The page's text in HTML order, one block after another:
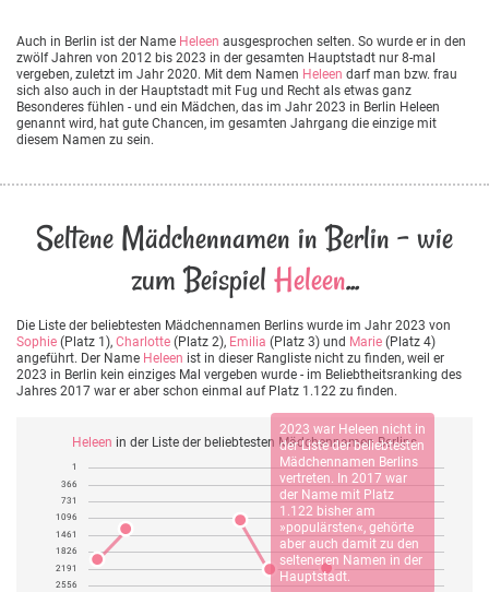
Auch in Berlin ist der Name Heleen ausgesprochen selten. So wurde er in den
zwölf Jahren von 2012 bis 2023 in der gesamten Hauptstadt nur 8-mal
vergeben, zuletzt im Jahr 2020. Mit dem Namen Heleen darf man bzw. frau
sich also auch in der Hauptstadt mit Fug und Recht als etwas ganz
Besonderes fühlen - und ein Mädchen, das im Jahr 2023 in Berlin Heleen
genannt wird, hat gute Chancen, im gesamten Jahrgang die einzige mit
diesem Namen zu sein.
Seltene Mädchennamen in Berlin - wie
zum Beispiel Heleen...
Die Liste der beliebtesten Mädchennamen Berlins wurde im Jahr 2023 von
Sophie (Platz 1), Charlotte (Platz 2), Emilia (Platz 3) und Marie (Platz 4)
angeführt. Der Name Heleen ist in dieser Rangliste nicht zu finden, weil er
2023 in Berlin kein einziges Mal vergeben wurde - im Beliebtheitsranking des
Jahres 2017 war er aber schon einmal auf Platz 1.122 zu finden.
Heleen in der Liste der beliebtesten Mädchennamen Berlins
2023 war Heleen nicht in
der Liste der beliebtesten
Mädchennamen Berlins
vertreten. In 2017 war
der Name mit Platz
1.122 bisher am
»populärsten«, gehörte
aber auch damit zu den
selteneren Namen in der
Hauptstadt.
1
366
731
1096
1461
1826
2191
2556